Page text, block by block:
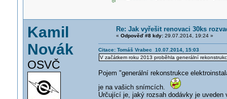
Kamil
Novák
OSVČ
Re: Jak vyřešit renovaci 30ks
« Odpověď #8 kdy:29.07.2014, 19:24 »
Citace: Tomáš Vrabec 10.07.2014, 15:03
V začátkem roku 2013 proběhla generální
Pojem "generální rekonstrukce
je na vašich snímcích.
Určující je, jaký rozsah dodávky je